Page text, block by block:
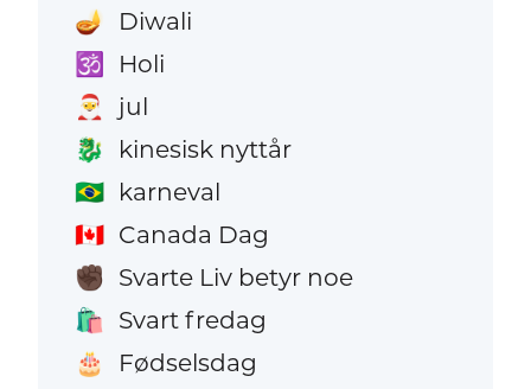
🪔 Diwali
🕉️ Holi
🎅 jul
🐉 kinesisk nyttår
🇧🇷 karneval
🇨🇦 Canada Dag
✊🏿 Svarte Liv betyr noe
🛍️ Svart fredag
🎂 Fødselsdag